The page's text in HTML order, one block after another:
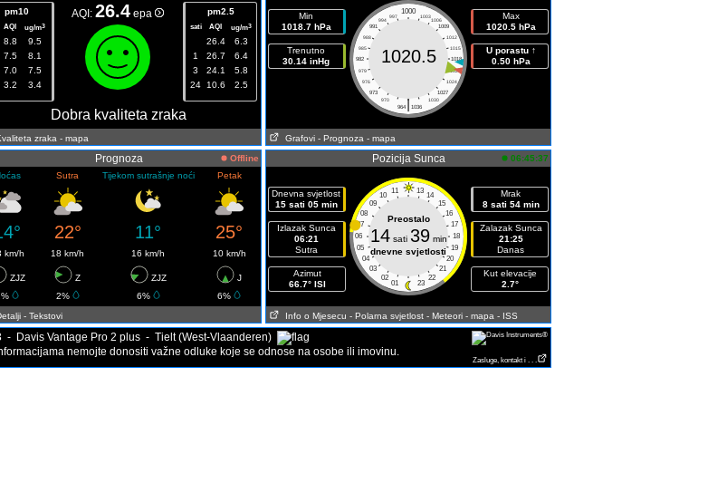
pm10
AQI ug/m3
8.8
9.5
7.5
8.1
7.0
7.5
3.2 3.4
AQI: 26.4 epa pm2.5
sati AQI ug/m3
26.4
6.3
1
26.7
6.4
3
24.1
5.8
24
10.6 2.5
Dobra kvaliteta zraka
zraka - mapa
Min
1018.7 hPa
Trenutno
30.14 inHg
1000
997 1003
994
1006
991
1009
988
1012
985
1015
982
1018
979
1021
976
1024
973
1027
970
1030
|
964 1036
1020.5
Max
1020.5 hPa
U porastu ↑
0.50 hPa
Grafovi - Prognoza - mapa
Prognoza
Offline
Sutra Tijekom sutrašnje noći Petak
22° 11° 25°
km/h 18 km/h 16 km/h 10 km/h
ZJZ Z ZJZ
J
2% 6%
6%
- Tekstovi
Pozicija Sunca 06:45:37
Dnevna svjetlost
15 sati 05 min
Izlazak Sunca
06:21
Sutra
Azimut
66.7° ISI
11 13
10
14
09
15
08
16
07
17
06
18
05
19
04
20
03
21
02
22
01 23
Preostalo
14sati 39min
dnevne svjetlosti
Mrak
8 sati 54 min
Zalazak Sunca
21:25
Danas
Kut elevacije
2.7°
Info o Mjesecu - Polarna svjetlost - Meteori - mapa - ISS
- Davis Vantage Pro 2 plus - Tielt (West-Vlaanderen)
nemojte donositi važne odluke koje se odnose na osobe ili imovinu.
Zasluge, kontakt i . . .